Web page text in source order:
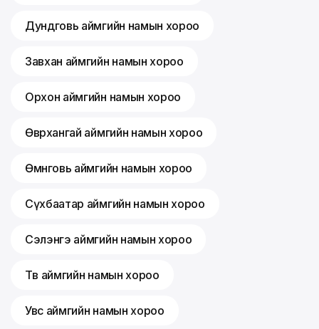
Дундговь аймгийн намын хороо
Завхан аймгийн намын хороо
Орхон аймгийн намын хороо
Өвөрхангай аймгийн намын хороо
Өмнөговь аймгийн намын хороо
Сүхбаатар аймгийн намын хороо
Сэлэнгэ аймгийн намын хороо
Төв аймгийн намын хороо
Увс аймгийн намын хороо